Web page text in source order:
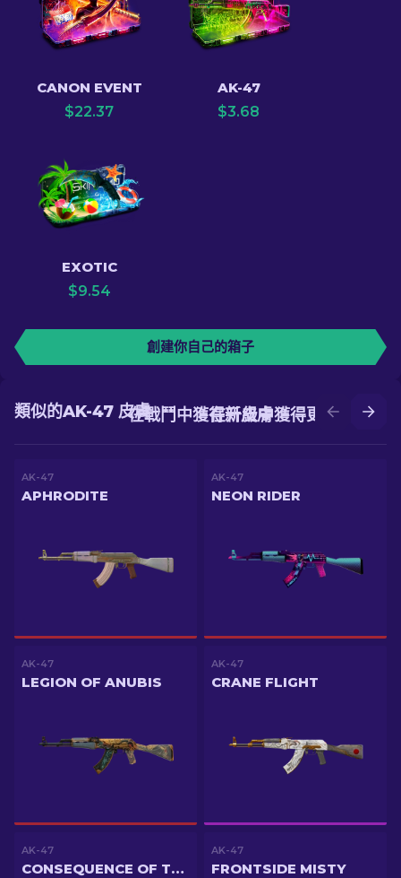
CANON EVENT
$22.37
AK-47
$3.68
EXOTIC
$9.54
創建你自己的箱子
在升級中獲得更好的皮膚
在戰鬥中獲得新皮膚
類似的AK-47 皮膚
AK-47
APHRODITE
AK-47
NEON RIDER
AK-47
LEGION OF ANUBIS
AK-47
CRANE FLIGHT
AK-47
CONSEQUENCE OF THE JINN
AK-47
FRONTSIDE MISTY